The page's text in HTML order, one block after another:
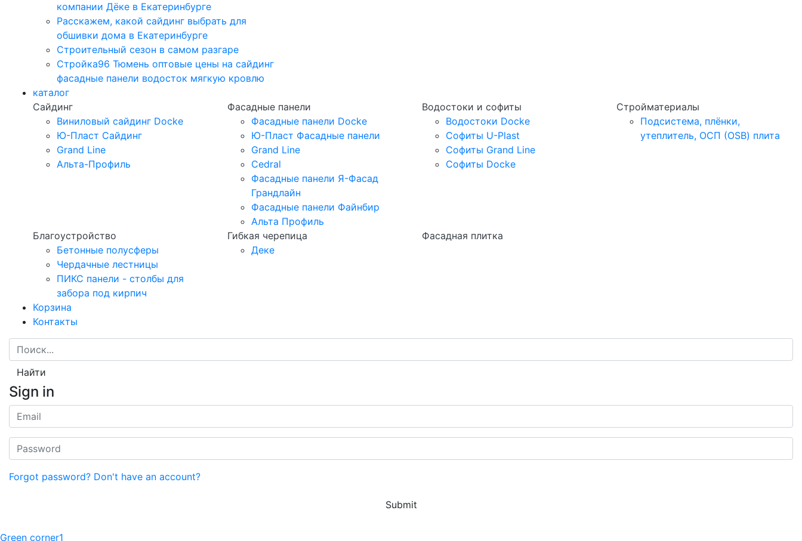
компании Дёке в Екатеринбурге
Расскажем, какой сайдинг выбрать для
обшивки дома в Екатеринбурге
Строительный сезон в самом разгаре
Стройка96 Тюмень оптовые цены на сайдинг
фасадные панели водосток мягкую кровлю
каталог
Сайдинг
Виниловый сайдинг Docke
Ю-Пласт Сайдинг
Grand Line
Альта-Профиль
Фасадные панели
Фасадные панели Docke
Ю-Пласт Фасадные панели
Grand Line
Cedral
Фасадные панели Я-Фасад
Грандлайн
Фасадные панели Файнбир
Альта Профиль
Водостоки и софиты
Водостоки Docke
Софиты U-Plast
Софиты Grand Line
Софиты Docke
Стройматериалы
Подсистема, плёнки,
утеплитель, ОСП (OSB) плита
Благоустройство
Бетонные полусферы
Чердачные лестницы
ПИКС панели - столбы для
забора под кирпич
Гибкая черепица
Деке
Фасадная плитка
Корзина
Контакты
Найти
Sign in
Forgot password? Don't have an account?
Submit
Green corner1